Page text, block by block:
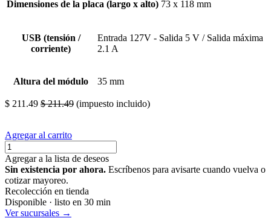
Dimensiones de la placa (largo x alto) 73 x 118 mm
USB (tensión /
corriente)
Entrada 127V - Salida 5 V / Salida máxima
2.1 A
Altura del módulo 35 mm
$ 211.49 $211.49 (impuesto incluido)
Agregar al carrito
Agregar a la lista de deseos
Sin existencia por ahora. Escríbenos para avisarte cuando vuelva o
cotizar mayoreo.
Recolección en tienda
Disponible · listo en 30 min
Ver sucursales →